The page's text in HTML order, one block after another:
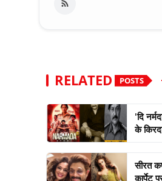
RELATED POSTS
'दि
के
सीरत
कार्पेट